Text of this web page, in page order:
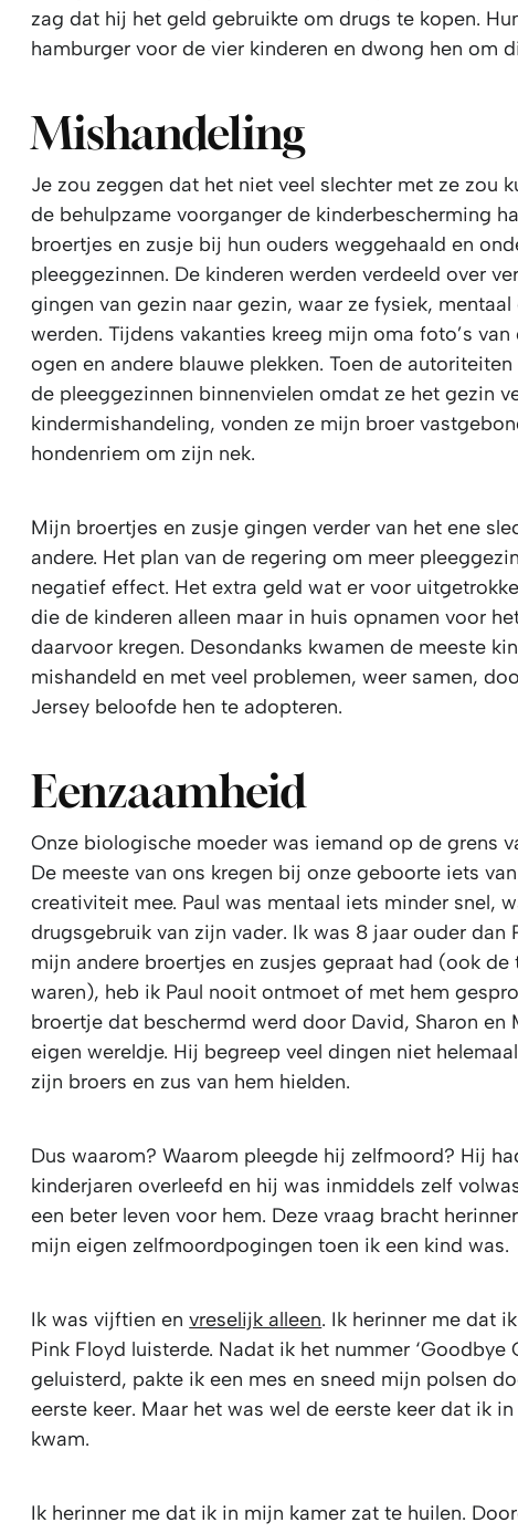
zag dat hij het geld gebruikte om drugs te kopen.
hamburger voor de vier kinderen en dwong hen om
Mishandeling
Je zou zeggen dat het niet veel slechter met ze zou
de behulpzame voorganger de kinderbescherming
broertjes en zusje bij hun ouders weggehaald en
pleeggezinnen. De kinderen werden verdeeld over
gingen van gezin naar gezin, waar ze fysiek,
werden. Tijdens vakanties kreeg mijn oma foto’s
ogen en andere blauwe plekken. Toen de
de pleeggezinnen binnenvielen omdat ze het gezin
kindermishandeling, vonden ze mijn broer
hondenriem om zijn nek.
Mijn broertjes en zusje gingen verder van het ene
andere. Het plan van de regering om meer
negatief effect. Het extra geld wat er voor
die de kinderen alleen maar in huis opnamen voor
daarvoor kregen. Desondanks kwamen de meeste
mishandeld en met veel problemen, weer samen,
Jersey beloofde hen te adopteren.
Eenzaamheid
Onze biologische moeder was iemand op de grens
De meeste van ons kregen bij onze geboorte iets
creativiteit mee. Paul was mentaal iets minder snel,
drugsgebruik van zijn vader. Ik was 8 jaar ouder dan
mijn andere broertjes en zusjes gepraat had (ook de
waren), heb ik Paul nooit ontmoet of met hem
broertje dat beschermd werd door David, Sharon en
eigen wereldje. Hij begreep veel dingen niet
zijn broers en zus van hem hielden.
Dus waarom? Waarom pleegde hij zelfmoord? Hij
kinderjaren overleefd en hij was inmiddels zelf
een beter leven voor hem. Deze vraag bracht
mijn eigen zelfmoordpogingen toen ik een kind was.
Ik was vijftien envreselijk alleen. Ik herinner me dat
Pink Floyd luisterde. Nadat ik het nummer ‘Goodbye
geluisterd, pakte ik een mes en sneed mijn polsen
eerste keer. Maar het was wel de eerste keer dat ik
kwam.
Ik herinner me dat ik in mijn kamer zat te huilen.